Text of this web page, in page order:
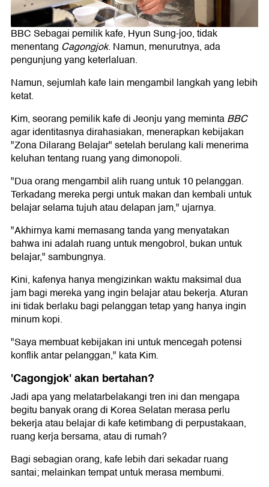
BBC Sebagai pemilik kafe, Hyun Sung-joo, tidak
menentang Cagongjok. Namun, menurutnya, ada
pengunjung yang keterlaluan.
Namun, sejumlah kafe lain mengambil langkah yang lebih
ketat.
Kim, seorang pemilik kafe di Jeonju yang memintaBBC
agar identitasnya dirahasiakan, menerapkan kebijakan
"Zona Dilarang Belajar" setelah berulang kali menerima
keluhan tentang ruang yang dimonopoli.
"Dua orang mengambil alih ruang untuk 10 pelanggan.
Terkadang mereka pergi untuk makan dan kembali untuk
belajar selama tujuh atau delapan jam," ujarnya.
"Akhirnya kami memasang tanda yang menyatakan
bahwa ini adalah ruang untuk mengobrol, bukan untuk
belajar," sambungnya.
Kini, kafenya hanya mengizinkan waktu maksimal dua
jam bagi mereka yang ingin belajar atau bekerja. Aturan
ini tidak berlaku bagi pelanggan tetap yang hanya ingin
minum kopi.
"Saya membuat kebijakan ini untuk mencegah potensi
konflik antar pelanggan," kata Kim.
'Cagongjok' akan bertahan?
Jadi apa yang melatarbelakangi tren ini dan mengapa
begitu banyak orang di Korea Selatan merasa perlu
bekerja atau belajar di kafe ketimbang di perpustakaan,
ruang kerja bersama, atau di rumah?
Bagi sebagian orang, kafe lebih dari sekadar ruang
santai; melainkan tempat untuk merasa membumi.